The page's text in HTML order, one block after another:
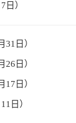
日）
31日）
26日）
17日）
日）